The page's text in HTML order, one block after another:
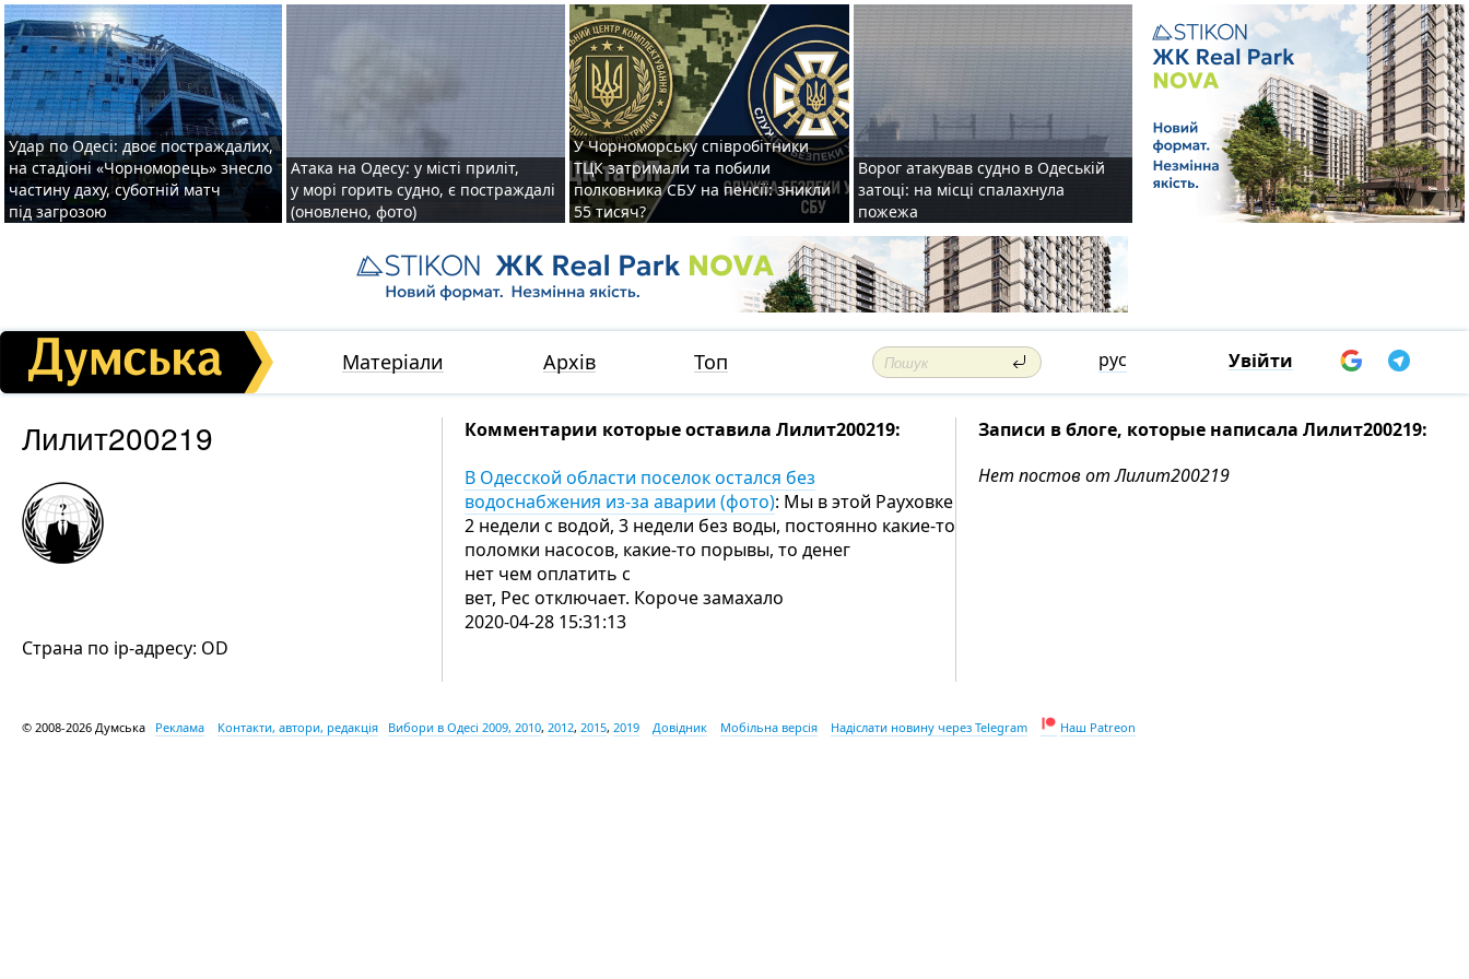
Удар по Одесі: двоє постраждалих,
на стадіоні «Чорноморець» знесло
частину даху, суботній матч
під загрозою
Атака на Одесу: у місті приліт,
у морі горить судно, є постраждалі
(оновлено, фото)
У Чорноморську співробітники
ТЦК затримали та побили
полковника СБУ на пенсії: зникли
55 тисяч?
Ворог атакував судно в Одеській
затоці: на місці спалахнула
пожежа
Матеріали Архів Топ рус Увійти
Лилит200219
Страна по ip-адресу: OD
Комментарии которые оставила Лилит200219:
В Одесской области поселок остался без
водоснабжения из-за аварии (фото): Мы в этой Рауховке
2 недели с водой, 3 недели без воды, постоянно какие-то
поломки насосов, какие-то порывы, то денег
нет чем оплатить с
вет, Рес отключает. Короче замахало
2020-04-28 15:31:13
Записи в блоге, которые написала Лилит200219:
Нет постов от Лилит200219
© 2008-2026 Думська Реклама Контакти, автори, редакція Вибори в Одесі 2009, 2010, 2012, 2015, 2019 Довідник Мобільна версія Надіслати новину через Telegram Наш Patreon